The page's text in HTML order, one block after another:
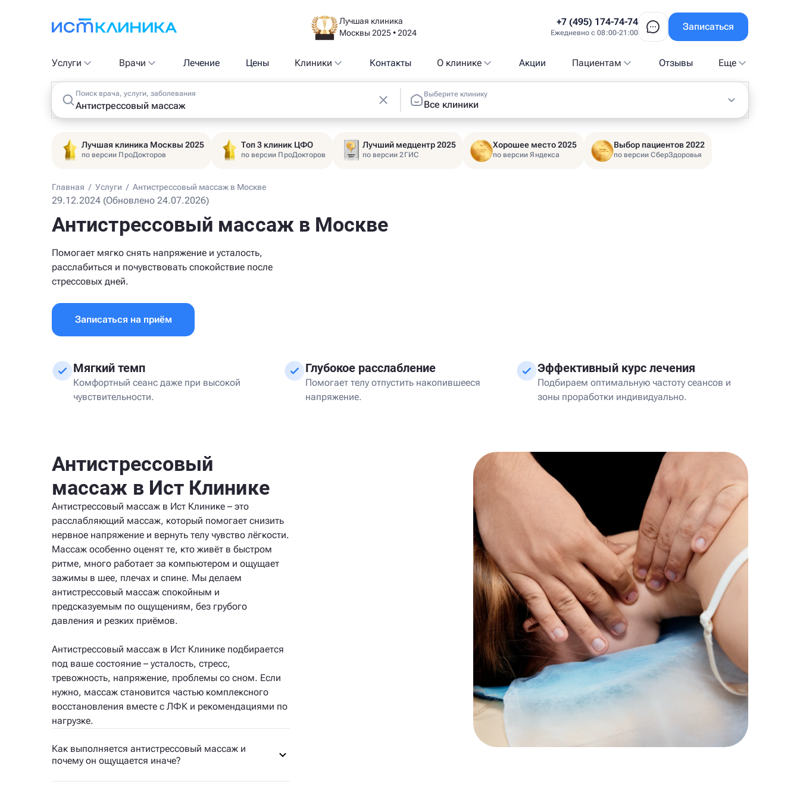
Лучшая клиника
Москвы 2025 • 2024
+7 (495) 174-74-74
Ежедневно с 08:00-21:00
Записаться
Услуги Врачи Лечение Цены Клиники Контакты О клинике Акции Пациентам Отзывы Еще
Поиск врача, услуги, заболевания Выберите клинику
Все клиники
Лучшая клиника Москвы 2025
по версии ПроДокторов
Топ 3 клиник ЦФО
по версии ПроДокторов
Лучший медцентр 2025
по версии 2ГИС
Хорошее место 2025
по версии Яндекса
Выбор пациентов 2022
по версии СберЗдоровья
Главная / Услуги / Антистрессовый массаж в Москве
29.12.2024 (Обновлено 24.07.2026)
Антистрессовый массаж в Москве
Помогает мягко снять напряжение и усталость,
расслабиться и почувствовать спокойствие после
стрессовых дней.
Записаться на приём
Мягкий темп
Комфортный сеанс даже при высокой
чувствительности.
Глубокое расслабление
Помогает телу отпустить накопившееся
напряжение.
Эффективный курс лечения
Подбираем оптимальную частоту сеансов и
зоны проработки индивидуально.
Антистрессовый
массаж в Ист Клинике
Антистрессовый массаж в Ист Клинике – это
расслабляющий массаж, который помогает снизить
нервное напряжение и вернуть телу чувство лёгкости.
Массаж особенно оценят те, кто живёт в быстром
ритме, много работает за компьютером и ощущает
зажимы в шее, плечах и спине. Мы делаем
антистрессовый массаж спокойным и
предсказуемым по ощущениям, без грубого
давления и резких приёмов.
Антистрессовый массаж в Ист Клинике подбирается
под ваше состояние – усталость, стресс,
тревожность, напряжение, проблемы со сном. Если
нужно, массаж становится частью комплексного
восстановления вместе с ЛФК и рекомендациями по
нагрузке.
Как выполняется антистрессовый массаж и
почему он ощущается иначе?